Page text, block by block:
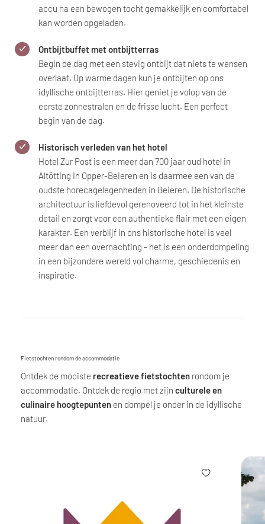
accu na een bewogen tocht gemakkelijk en comfortabel
kan worden opgeladen.
Ontbijtbuffet met ontbijtterras
Begin de dag met een stevig ontbijt dat niets te wensen
overlaat. Op warme dagen kun je ontbijten op ons
idyllische ontbijtterras. Hier geniet je volop van de
eerste zonnestralen en de frisse lucht. Een perfect
begin van de dag.
Historisch verleden van het hotel
Hotel Zur Post is een meer dan 700 jaar oud hotel in
Altötting in Opper-Beieren en is daarmee een van de
oudste horecagelegenheden in Beieren. De historische
architectuur is liefdevol gerenoveerd tot in het kleinste
detail en zorgt voor een authentieke flair met een eigen
karakter. Een verblijf in ons historische hotel is veel
meer dan een overnachting - het is een onderdompeling
in een bijzondere wereld vol charme, geschiedenis en
inspiratie.
Fietstochten rondom de accommodatie
Ontdek de mooiste recreatieve fietstochten rondom je
accommodatie. Ontdek de regio met zijn culturele en
culinaire hoogtepunten en dompel je onder in de idyllische
natuur.